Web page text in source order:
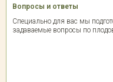
Вопросы и ответы
Специально для вас мы
задаваемые вопросы по